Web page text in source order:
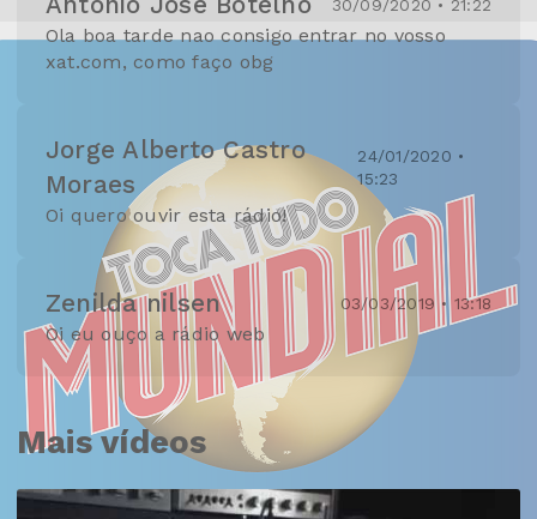
Mais vídeos
Ola boa tarde nao consigo entrar no vosso
xat.com, como faço obg
30/09/2020 • 21:22
Oi quero ouvir esta rádio!
Jorge Alberto Castro
Moraes
24/01/2020 •
15:23
Oi eu ouço a rádio web
Zenilda nilsen 03/03/2019 • 13:18